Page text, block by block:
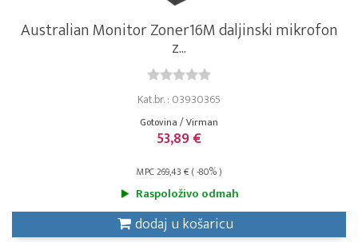
Australian Monitor Zoner16M daljinski mikrofon
z...
Kat.br. : 03930365
Gotovina / Virman
53,89 €
MPC 269,43 € ( -80% )
Raspoloživo odmah
dodaj u košaricu